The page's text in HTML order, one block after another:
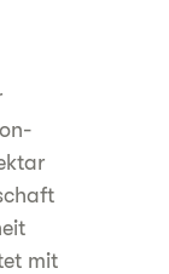
mit